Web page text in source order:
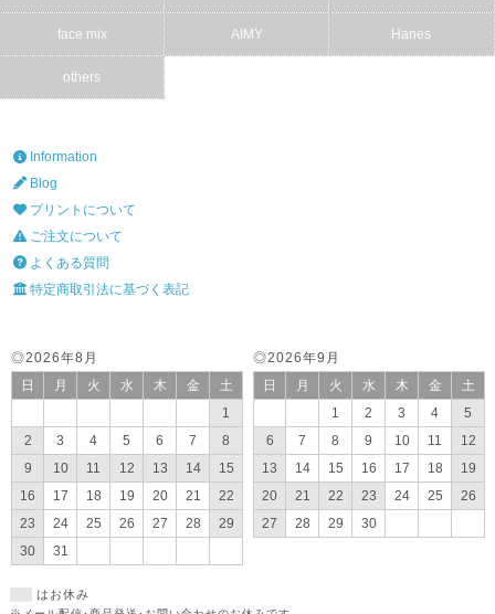
face mix AIMY Hanes
others
Information
Blog
プリントについて
ご注文について
よくある質問
特定商取引法に基づく表記
◎2026年9月
日
月 火 水 木 金
土
1
2 3 4
5
6
7 8 9 10 11
12
13
14 15 16 17 18
19
20
21 22 23 24 25
26
27
28 29 30
◎2026年8月
日
月 火 水 木 金
土
1
2
3 4 5 6 7
8
9
10 11 12 13 14
15
16
17 18 19 20 21
22
23
24 25 26 27 28
29
30
31
はお休み